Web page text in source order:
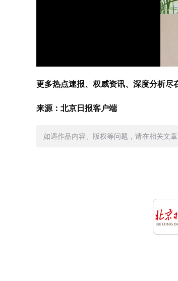
更多热点速报、权威资讯、深度分析尽
来源：北京日报客户端
如遇作品内容、版权等问题，请在相关文